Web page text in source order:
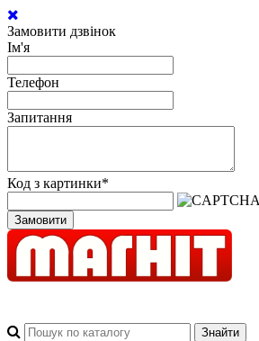
Замовити дзвінок
Ім'я
Телефон
Запитання
Код з картинки*
Замовити